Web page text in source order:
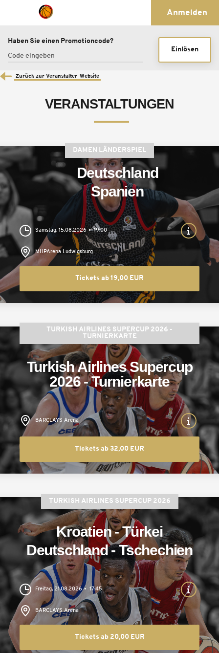
Anmelden
Haben Sie einen Promotioncode?
Einlösen
Zurück zur Veranstalter-Website
VERANSTALTUNGEN
DAMEN LÄNDERSPIEL
Deutschland
Spanien
Samstag, 15.08.2026 19:00
MHPArena Ludwigsburg
Tickets ab 19,00 EUR
TURKISH AIRLINES SUPERCUP 2026 -
TURNIERKARTE
Turkish Airlines Supercup
2026 - Turnierkarte
BARCLAYS Arena
Tickets ab 32,00 EUR
TURKISH AIRLINES SUPERCUP 2026
Kroatien - Türkei
Deutschland - Tschechien
Freitag, 21.08.2026 17:45
BARCLAYS Arena
Tickets ab 20,00 EUR